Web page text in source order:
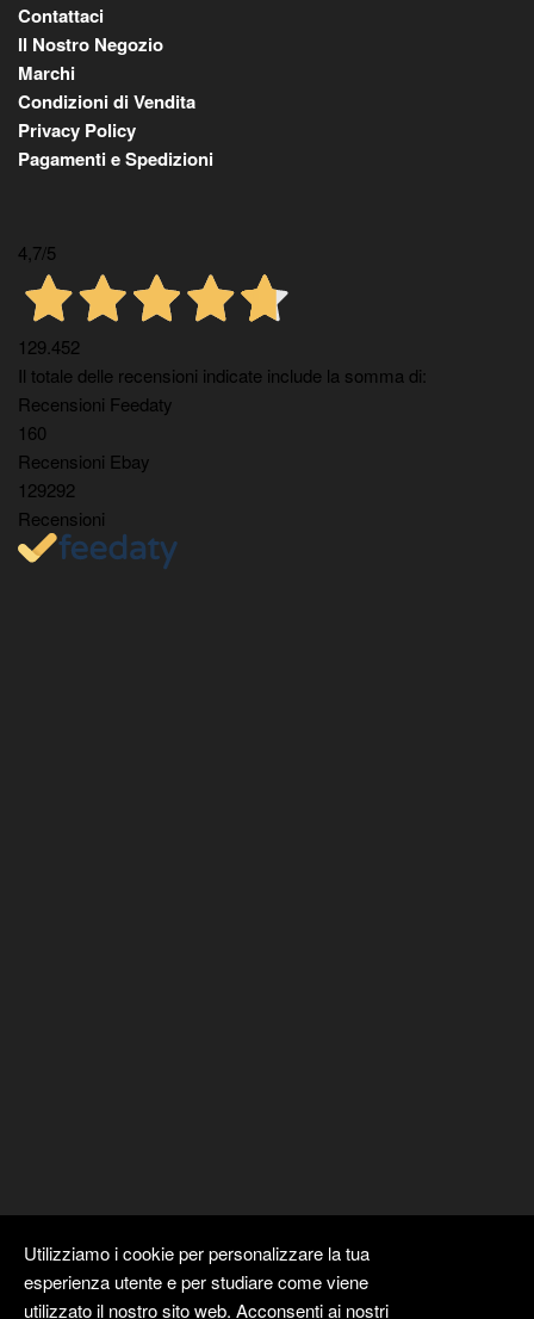
Contattaci
Il Nostro Negozio
Marchi
Condizioni di Vendita
Privacy Policy
Pagamenti e Spedizioni
4,7/5
129.452
Il totale delle recensioni indicate include la somma di:
Recensioni Feedaty
160
Recensioni Ebay
129292
Recensioni
Utilizziamo i cookie per personalizzare la tua
esperienza utente e per studiare come viene
utilizzato il nostro sito web. Acconsenti ai nostri